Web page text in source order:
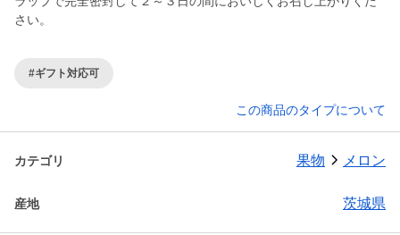
さい。
#ギフト対応可
この商品のタイプについて
カテゴリ 果物 メロン
産地 茨城県